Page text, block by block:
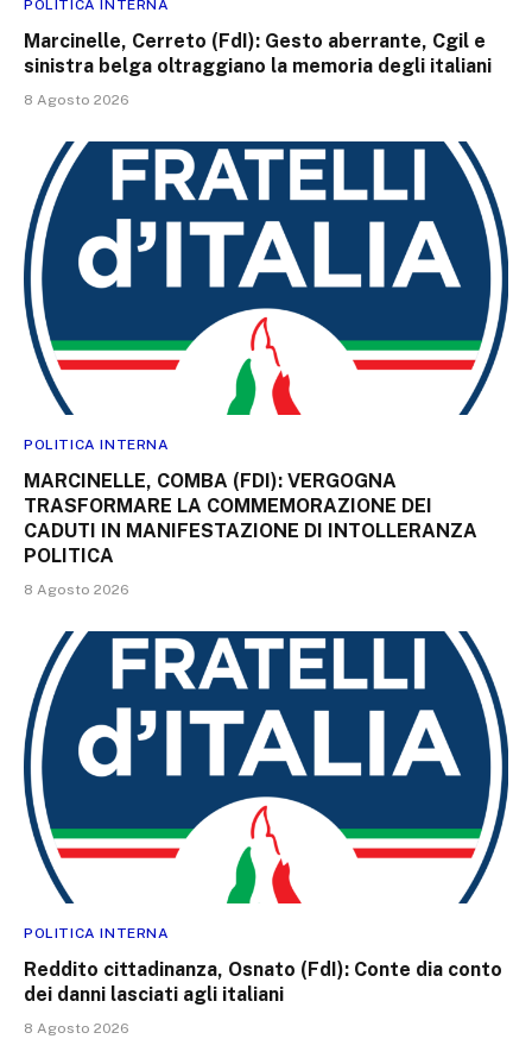
POLITICA INTERNA
Marcinelle, Cerreto (FdI): Gesto aberrante, Cgil e
sinistra belga oltraggiano la memoria degli italiani
8 Agosto 2026
POLITICA INTERNA
MARCINELLE, COMBA (FDI): VERGOGNA
TRASFORMARE LA COMMEMORAZIONE DEI
CADUTI IN MANIFESTAZIONE DI INTOLLERANZA
POLITICA
8 Agosto 2026
POLITICA INTERNA
Reddito cittadinanza, Osnato (FdI): Conte dia conto
dei danni lasciati agli italiani
8 Agosto 2026